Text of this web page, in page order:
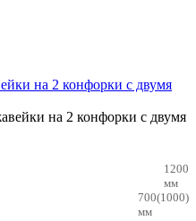
на 2 конфорки с двумя
1200
мм
700(1000)
мм